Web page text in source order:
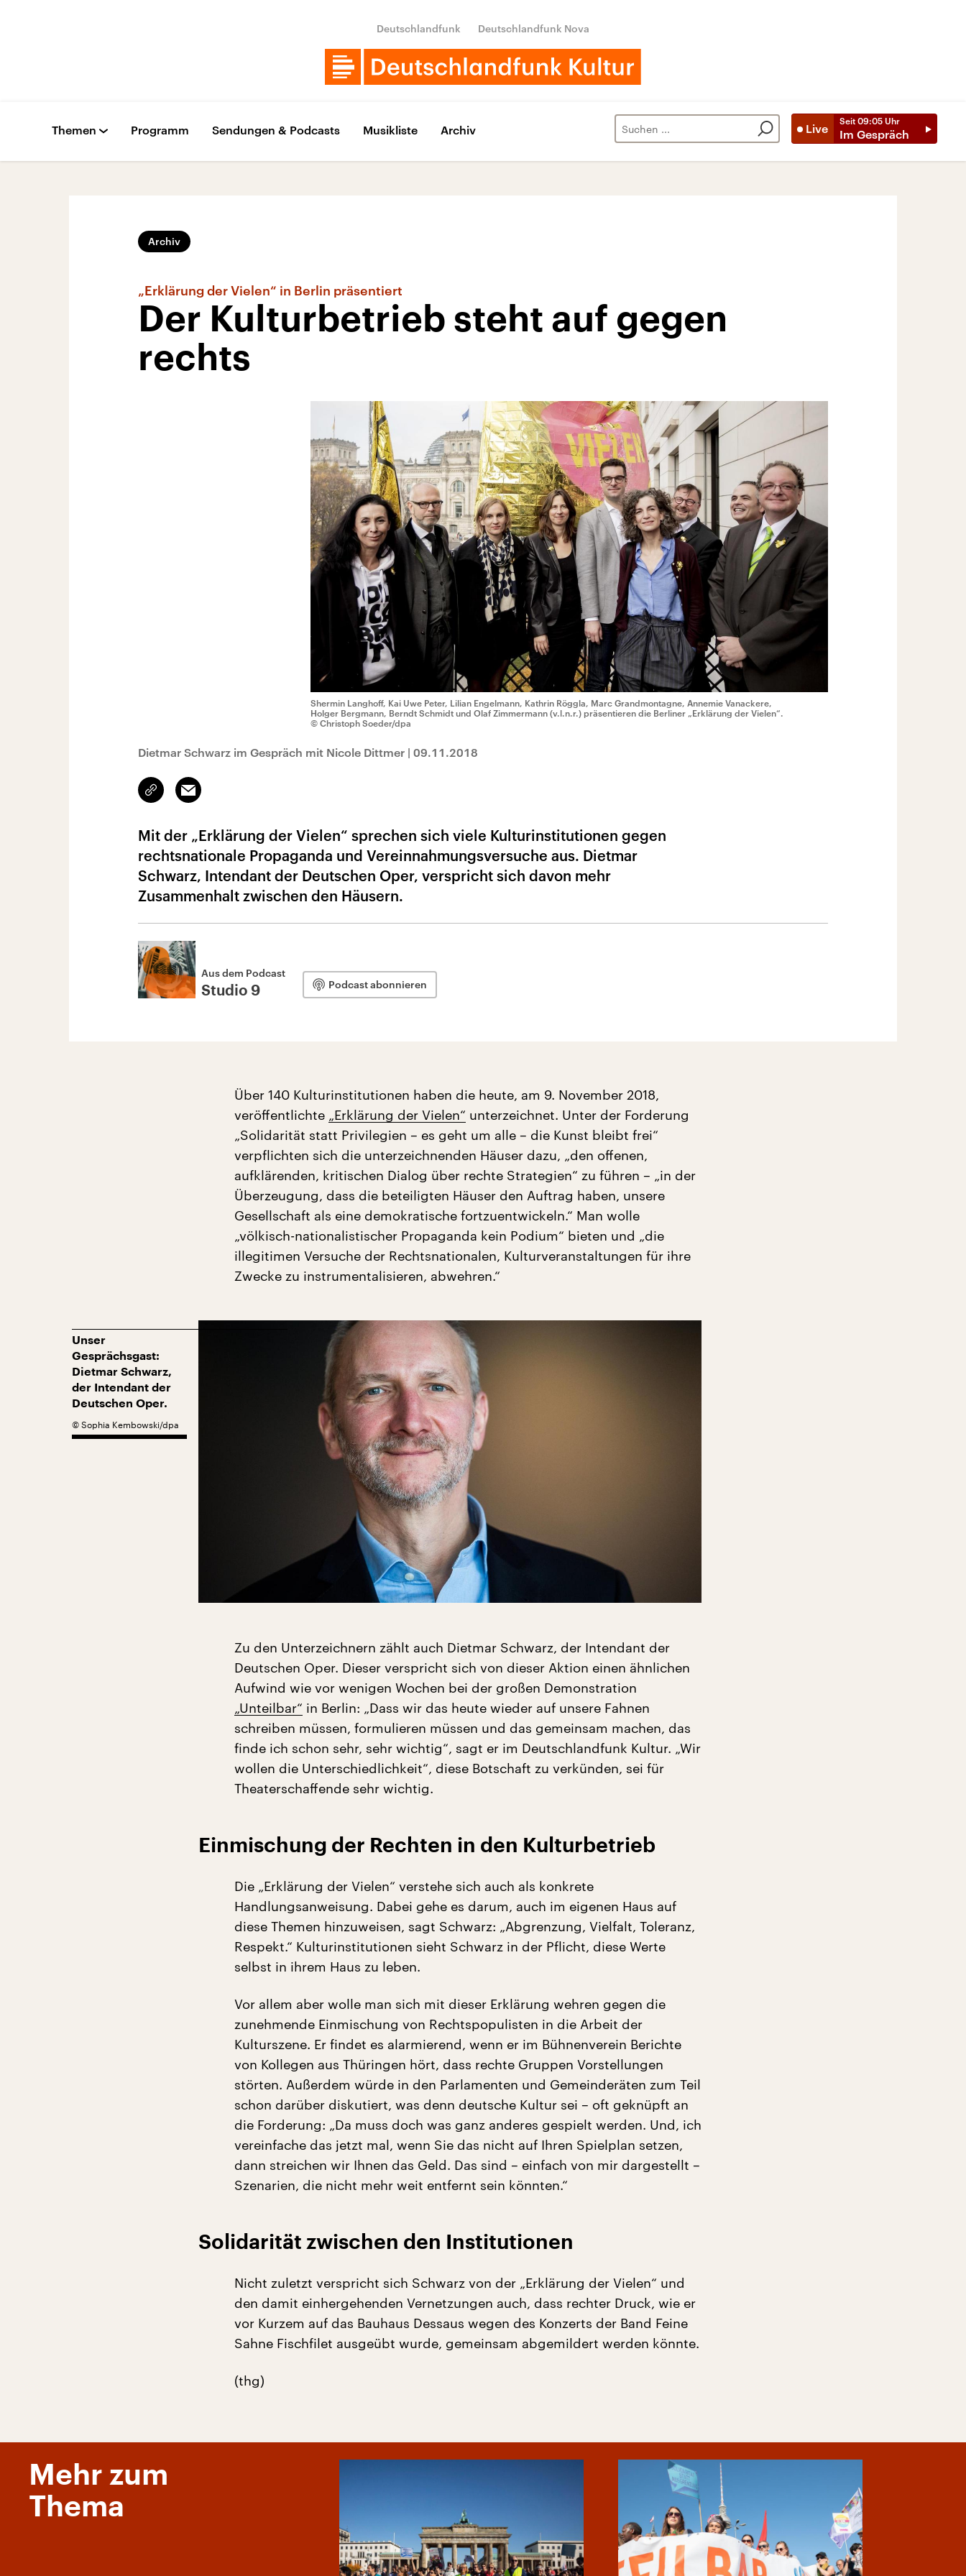
Deutschlandfunk Deutschlandfunk Nova
Live
Seit 09:05 Uhr
Im Gespräch
Themen Programm Sendungen & Podcasts Musikliste Archiv
Archiv
„Erklärung der Vielen“ in Berlin präsentiert
Der Kulturbetrieb steht auf gegen
rechts
Shermin Langhoff, Kai Uwe Peter, Lilian Engelmann, Kathrin Röggla, Marc Grandmontagne, Annemie Vanackere,
Holger Bergmann, Berndt Schmidt und Olaf Zimmermann (v.l.n.r.) präsentieren die Berliner „Erklärung der Vielen“.
© Christoph Soeder/dpa
Dietmar Schwarz im Gespräch mit Nicole Dittmer | 09.11.2018
Link
kopieren/teilen
Email
Mit der „Erklärung der Vielen“ sprechen sich viele Kulturinstitutionen gegen
rechtsnationale Propaganda und Vereinnahmungsversuche aus. Dietmar
Schwarz, Intendant der Deutschen Oper, verspricht sich davon mehr
Zusammenhalt zwischen den Häusern.
Aus dem Podcast
Studio 9 Podcast abonnieren
Über 140 Kulturinstitutionen haben die heute, am 9. November 2018,
veröffentlichte „Erklärung der Vielen“ unterzeichnet. Unter der Forderung
„Solidarität statt Privilegien – es geht um alle – die Kunst bleibt frei“
verpflichten sich die unterzeichnenden Häuser dazu, „den offenen,
aufklärenden, kritischen Dialog über rechte Strategien“ zu führen – „in der
Überzeugung, dass die beteiligten Häuser den Auftrag haben, unsere
Gesellschaft als eine demokratische fortzuentwickeln.“ Man wolle
„völkisch-nationalistischer Propaganda kein Podium“ bieten und „die
illegitimen Versuche der Rechtsnationalen, Kulturveranstaltungen für ihre
Zwecke zu instrumentalisieren, abwehren.“
Unser
Gesprächsgast:
Dietmar Schwarz,
der Intendant der
Deutschen Oper.
© Sophia Kembowski/dpa
Zu den Unterzeichnern zählt auch Dietmar Schwarz, der Intendant der
Deutschen Oper. Dieser verspricht sich von dieser Aktion einen ähnlichen
Aufwind wie vor wenigen Wochen bei der großen Demonstration
„Unteilbar“ in Berlin: „Dass wir das heute wieder auf unsere Fahnen
schreiben müssen, formulieren müssen und das gemeinsam machen, das
finde ich schon sehr, sehr wichtig“, sagt er im Deutschlandfunk Kultur. „Wir
wollen die Unterschiedlichkeit“, diese Botschaft zu verkünden, sei für
Theaterschaffende sehr wichtig.
Einmischung der Rechten in den Kulturbetrieb
Die „Erklärung der Vielen“ verstehe sich auch als konkrete
Handlungsanweisung. Dabei gehe es darum, auch im eigenen Haus auf
diese Themen hinzuweisen, sagt Schwarz: „Abgrenzung, Vielfalt, Toleranz,
Respekt.“ Kulturinstitutionen sieht Schwarz in der Pflicht, diese Werte
selbst in ihrem Haus zu leben.
Vor allem aber wolle man sich mit dieser Erklärung wehren gegen die
zunehmende Einmischung von Rechtspopulisten in die Arbeit der
Kulturszene. Er findet es alarmierend, wenn er im Bühnenverein Berichte
von Kollegen aus Thüringen hört, dass rechte Gruppen Vorstellungen
störten. Außerdem würde in den Parlamenten und Gemeinderäten zum Teil
schon darüber diskutiert, was denn deutsche Kultur sei – oft geknüpft an
die Forderung: „Da muss doch was ganz anderes gespielt werden. Und, ich
vereinfache das jetzt mal, wenn Sie das nicht auf Ihren Spielplan setzen,
dann streichen wir Ihnen das Geld. Das sind – einfach von mir dargestellt –
Szenarien, die nicht mehr weit entfernt sein könnten.“
Solidarität zwischen den Institutionen
Nicht zuletzt verspricht sich Schwarz von der „Erklärung der Vielen“ und
den damit einhergehenden Vernetzungen auch, dass rechter Druck, wie er
vor Kurzem auf das Bauhaus Dessaus wegen des Konzerts der Band Feine
Sahne Fischfilet ausgeübt wurde, gemeinsam abgemildert werden könnte.
(thg)
Mehr zum
Thema